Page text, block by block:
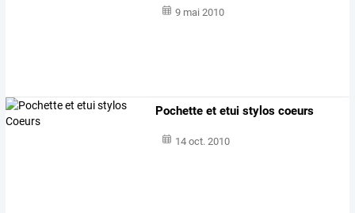
9 mai 2010
Pochette et etui stylos coeurs
14 oct. 2010